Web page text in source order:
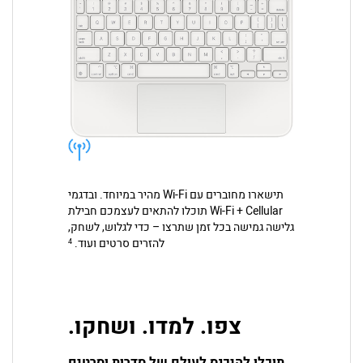
תישארו מחוברים עם Wi-Fi מהיר במיוחד. ובדגמי
Wi-Fi + Cellular תוכלו להתאים לעצמכם חבילת
גלישה גמישה בכל זמן שתרצו – כדי לגלוש, לשחק,
להזרים סרטים ועוד. 4
צפו. למדו. ושחקו.